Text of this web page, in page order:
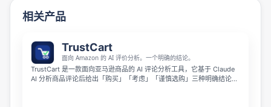
相关产品
TrustCart
面向 Amazon 的 AI 评价分析。一个明确的结论。
TrustCart 是一款面向亚马逊商品的 AI 评论分析工具，它基于 Claude
AI 分析商品评论后给出「购买」「考虑」「谨慎选购」三种明确结论。